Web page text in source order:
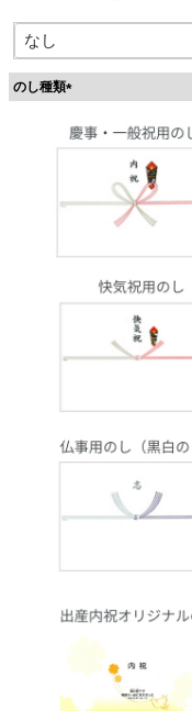
のし種類
必
須